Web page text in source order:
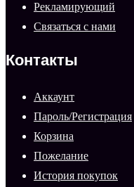
Рекламирующий
Связаться с нами
Контакты
Аккаунт
Пароль/Регистрация
Корзина
Пожелание
История покупок